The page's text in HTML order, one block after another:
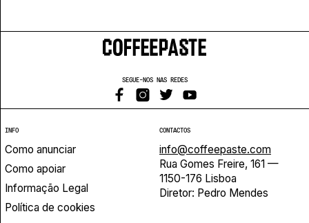
SEGUE-NOS NAS REDES
INFO
Como anunciar
Como apoiar
Informação Legal
Política de cookies
CONTACTOS
info@coffeepaste.com
Rua Gomes Freire, 161 —
1150-176 Lisboa
Diretor: Pedro Mendes